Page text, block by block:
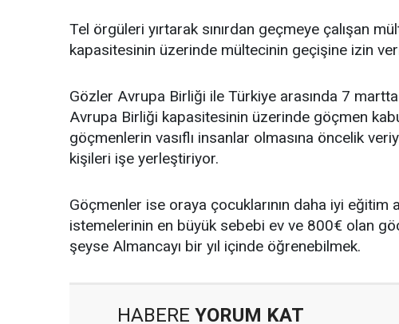
Tel örgüleri yırtarak sınırdan geçmeye çalışan
kapasitesinin üzerinde mültecinin geçişine izin
Gözler Avrupa Birliği ile Türkiye arasında 7
Avrupa Birliği kapasitesinin üzerinde göçmen
göçmenlerin vasıflı insanlar olmasına öncelik
kişileri işe yerleştiriyor.
Göçmenler ise oraya çocuklarının daha iyi
istemelerinin en büyük sebebi ev ve 800€ olan
şeyse Almancayı bir yıl içinde öğrenebilmek.
HABERE YORUM KAT